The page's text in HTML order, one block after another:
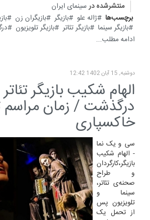
منتشرشده در سینمای ایران
برچسب‌ها
ژاله علو بازیگر بازیگران زن
بازیگر سینما
بازیگر تئاتر بازیگر تلویزیون
ادامه مطلب...
دوشنبه, 15 آبان 1402 12:42
الهام شکیب بازیگر
درگذشت / زمان مراسم
خاکسپاری
سی و یک نما
- الهام شکیب
بازیگر،کارگردان
و طراح
صحنه‌ی تئاتر،
سینما و
تلویزیون پس
از تحمل یک